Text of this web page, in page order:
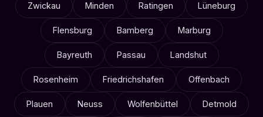
Zwickau Minden Ratingen Lüneburg
Flensburg Bamberg Marburg
Bayreuth Passau Landshut
Rosenheim Friedrichshafen Offenbach
Plauen Neuss Wolfenbüttel Detmold